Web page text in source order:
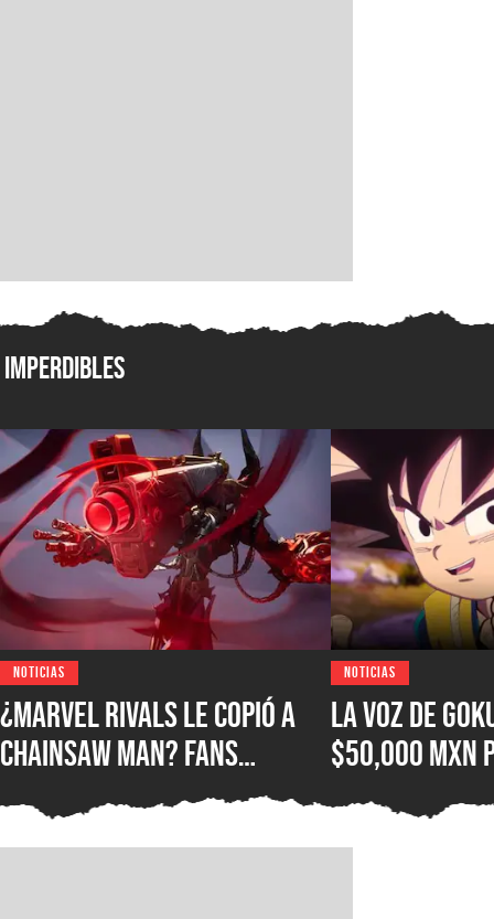
Imperdibles
NOTICIAS
¿Marvel Rivals le copió a
Chainsaw Man? Fans
comparan a The Hood con el
Demonio Pistola
NOTICIAS
La voz de
$50,000 MXN
autógrafo y
consideran